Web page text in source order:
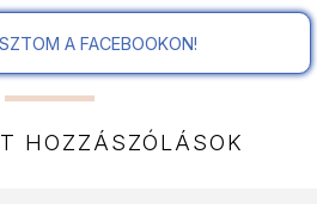
A FACEBOOKON!
HOZZÁSZÓLÁSOK